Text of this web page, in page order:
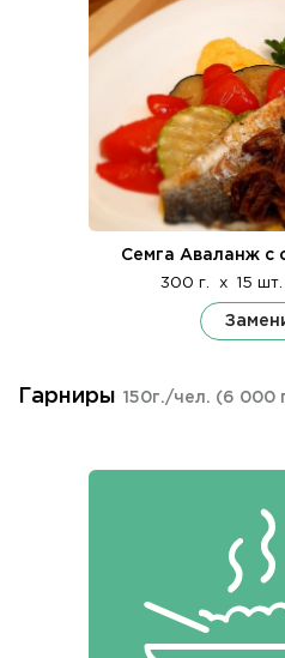
Семга Аваланж с
300 г. x 15 шт.
Гарниры 150г./чел. (6 000